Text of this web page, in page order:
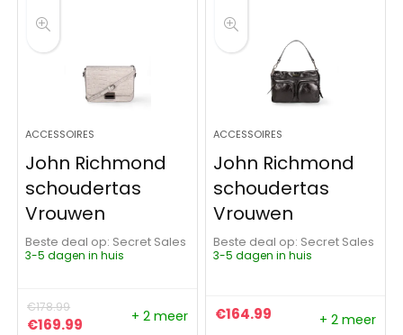
ACCESSOIRES
John Richmond
schoudertas
Vrouwen
Beste deal op:
Secret Sales
3-5 dagen in huis
€178.99
Oorspronkelijke prijs was: €178.99.
€169.99 Huidige prijs is: €169.99.
+ 2 meer
ACCESSOIRES
John Richmond
schoudertas
Vrouwen
Beste deal op:
Secret Sales
3-5 dagen in huis
€164.99 + 2 meer